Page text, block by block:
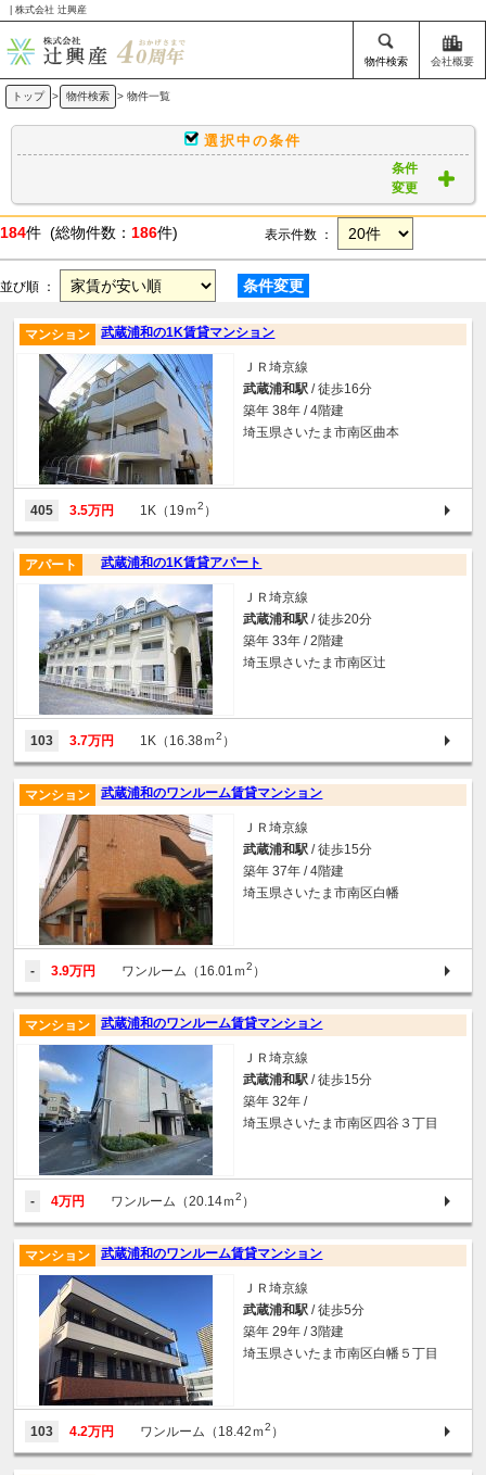
| 株式会社 辻興産
物件検索 会社概要
トップ > 物件検索 > 物件一覧
選択中の条件
条件
変更
184件 (総物件数： 186件) 表示件数 ：
並び順 ： 条件変更
武蔵浦和の1K賃貸マンション
マンション
ＪＲ埼京線
武蔵浦和駅 / 徒歩16分
築年 38年 / 4階建
埼玉県さいたま市南区曲本
405 3.5万円 1K（19ｍ2 ）
武蔵浦和の1K賃貸アパート
アパート
ＪＲ埼京線
武蔵浦和駅 / 徒歩20分
築年 33年 / 2階建
埼玉県さいたま市南区辻
103 3.7万円 1K（16.38ｍ2 ）
武蔵浦和のワンルーム賃貸マンション
マンション
ＪＲ埼京線
武蔵浦和駅 / 徒歩15分
築年 37年 / 4階建
埼玉県さいたま市南区白幡
- 3.9万円 ワンルーム（16.01ｍ2 ）
武蔵浦和のワンルーム賃貸マンション
マンション
ＪＲ埼京線
武蔵浦和駅 / 徒歩15分
築年 32年 /
埼玉県さいたま市南区四谷３丁目
- 4万円 ワンルーム（20.14ｍ2 ）
武蔵浦和のワンルーム賃貸マンション
マンション
ＪＲ埼京線
武蔵浦和駅 / 徒歩5分
築年 29年 / 3階建
埼玉県さいたま市南区白幡５丁目
103 4.2万円 ワンルーム（18.42ｍ2 ）